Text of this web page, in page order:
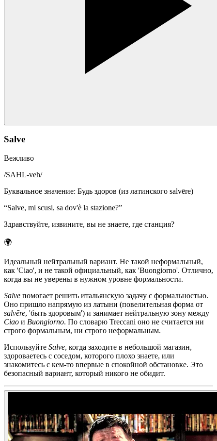
Salve
Вежливо
/SAHL-veh/
Буквальное значение: Будь здоров (из латинского salvēre)
“Salve, mi scusi, sa dov'è la stazione?”
Здравствуйте, извините, вы не знаете, где станция?
🌍
Идеальный нейтральный вариант. Не такой неформальный,
как 'Ciao', и не такой официальный, как 'Buongiorno'. Отлично,
когда вы не уверены в нужном уровне формальности.
Salve помогает решить итальянскую задачу с формальностью.
Оно пришло напрямую из латыни (повелительная форма от
salvēre, 'быть здоровым') и занимает нейтральную зону между
Ciao и Buongiorno. По словарю Treccani оно не считается ни
строго формальным, ни строго неформальным.
Используйте Salve, когда заходите в небольшой магазин,
здороваетесь с соседом, которого плохо знаете, или
знакомитесь с кем-то впервые в спокойной обстановке. Это
безопасный вариант, который никого не обидит.